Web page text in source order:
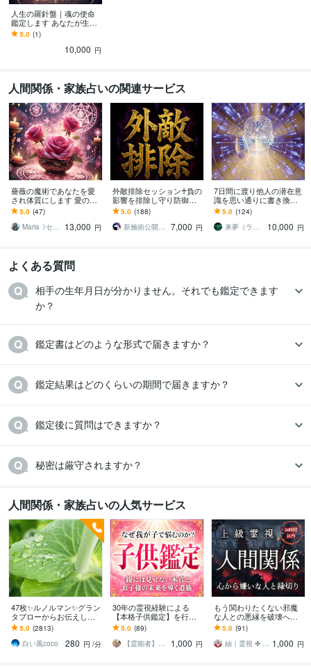
niji・journey:5年Adobe Photoshop:7年
Adobe Illustrator:3年Canva:7年
明治大学 2002年3月 ~ 2008年2月
語学力
英語 日常会話レベル
人生の羅針盤｜魂の使命
鑑定します あなたが生ま
れてきた意味。人生の指
針を詳細に解説
5.0 (1)
10,000 円
人間関係・家族占いの関連サービス
薔薇の魔術であなたを愛
され体質にします 愛の波
動に包まれると、自然と
愛されてしまうようにな
ります
5.0 (47)
Maria☽セレスティアルマスター
13,000 円
外敵排除セッション♰負の
影響を排除し守り防御し
ます 因縁・陰口・攻撃×悪
しき存在から霊的干渉を
断ち浄化を行い守護
5.0 (188)
新施術公開→≪相手意識強制変化≫◆星桜龍
7,000 円
7日間に渡り他人の潜在意
識を思い通りに書き換え
ます 【最上位版】上司、
友人、家族など、ご要望
通りに書き換えます
5.0 (124)
来夢（ライム）
10,000 円
よくある質問
相手の生年月日が分かりません。それでも鑑定できます
か？
鑑定書はどのような形式で届きますか？
鑑定結果はどのくらいの期間で届きますか？
鑑定後に質問はできますか？
秘密は厳守されますか？
人間関係・家族占いの人気サービス
47枚✨ルノルマン✨グラン
タブローからお伝えしま
す ☪️恋愛・仕事・人間関
係✨ルノルマン1度試して
みませんか✡️
5.0 (2813)
白い風coco
280 円 /分
30年の霊視経験による
【本格子供鑑定】を行い
ます 子どもの本音と未来|
子育て・不登校・反抗
期・発達・親子関係
5.0 (89)
【霊能者】天晴
1,000 円
もう関わりたくない邪魔
な人との悪縁を破壊へ導
きます 煩わしい隣人・マ
マ友 ・上司・親戚との関
係を解消したい方必見
5.0 (91)
紬｜霊視 ✤ 魂読師 1,000 円